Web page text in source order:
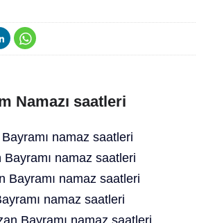
Namazı saatleri
namaz saatleri
namaz saatleri
Bayramı namaz saatleri
namaz saatleri
Bayramı namaz saatleri